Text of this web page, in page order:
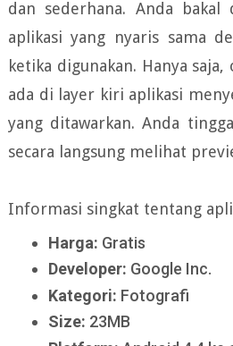
dan sederhana. Anda
aplikasi yang nyaris sama
ketika digunakan. Hanya
ada di layer kiri aplikasi
yang ditawarkan. Anda
secara langsung melihat
Informasi singkat tentang
Harga: Gratis
Developer: Google Inc.
Kategori: Fotografi
Size: 23MB